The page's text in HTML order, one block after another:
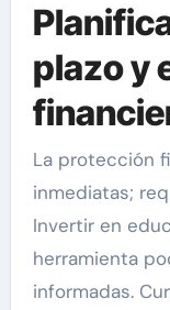
plazo y
La protección
inmediatas;
Invertir en
herramienta
informadas.